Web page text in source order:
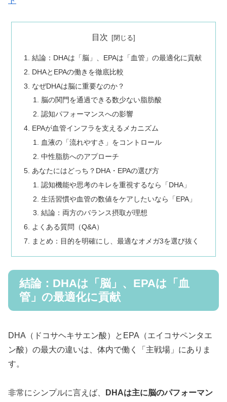
目次
結論：DHAは「脳」、EPAは「血管」の最適化に貢献
DHAとEPAの働きを徹底比較
なぜDHAは脳に重要なのか？
脳の関門を通過できる数少ない脂肪酸
認知パフォーマンスへの影響
EPAが血管インフラを支えるメカニズム
血液の「流れやすさ」をコントロール
中性脂肪へのアプローチ
あなたにはどっち？DHA・EPAの選び方
認知機能や思考のキレを重視するなら「DHA」
生活習慣や血管の数値をケアしたいなら「EPA」
結論：両方のバランス摂取が理想
よくある質問（Q&A）
まとめ：目的を明確にし、最適なオメガ3を選び抜く
結論：DHAは「脳」、EPAは「血
管」の最適化に貢献
DHA（ドコサヘキサエン酸）とEPA（エイコサペンタエ
ン酸）の最大の違いは、体内で働く「主戦場」にありま
す。
非常にシンプルに言えば、
DHAは主に脳のパフォーマン